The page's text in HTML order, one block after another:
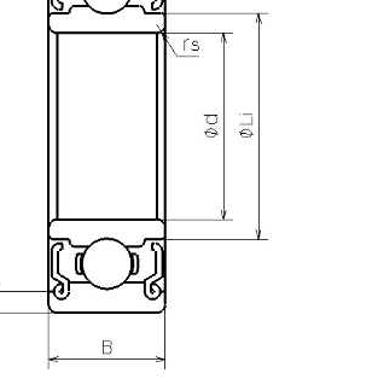
DDRI-1438ZZ的详细信息？
与美蓓亚三美的产品专家取得联系。
球轴承（基本型）产品型号：